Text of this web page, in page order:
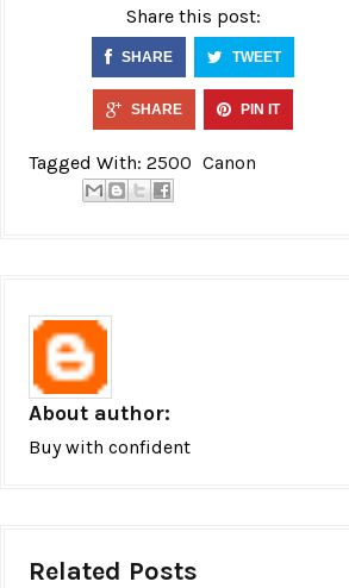
Share this post:
SHARE TWEET
SHARE PIN IT
Tagged With: 2500 Canon
About author:
Buy with confident
Related Posts